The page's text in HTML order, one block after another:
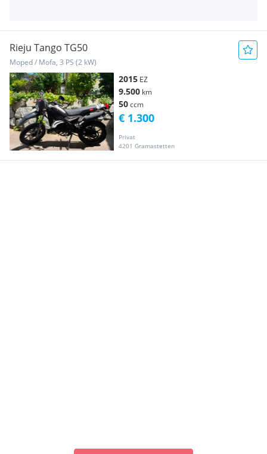
Rieju Tango TG50
Moped / Mofa, 3 PS (2 kW)
2015 EZ
9.500 km
50ccm
Privat
4201 Gramastetten
€ 1.300